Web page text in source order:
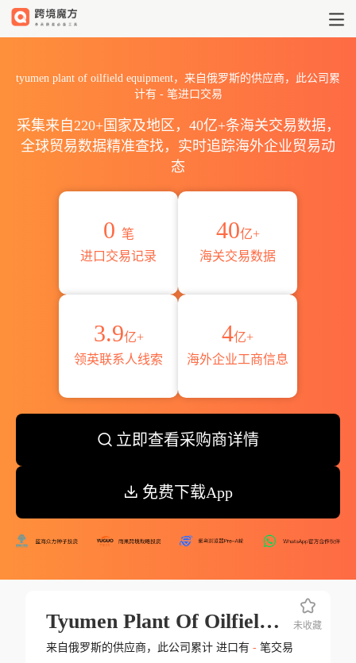
tyumen plant of oilfield equipment，来自俄罗斯的供应商，此公司累
计有 -笔进口交易
采集来自220+国家及地区，40亿+条海关交易数据，
全球贸易数据精准查找，实时追踪海外企业贸易动
态
0 笔
进口交易记录
40亿+
海关交易数据
3.9亿+
领英联系人线索
4亿+
海外企业工商信息
立即查看采购商详情
免费下载App
Tyumen Plant Of Oilfield Equipment
来自俄罗斯的供应商，此公司累计 进口有 -笔交易
未收藏